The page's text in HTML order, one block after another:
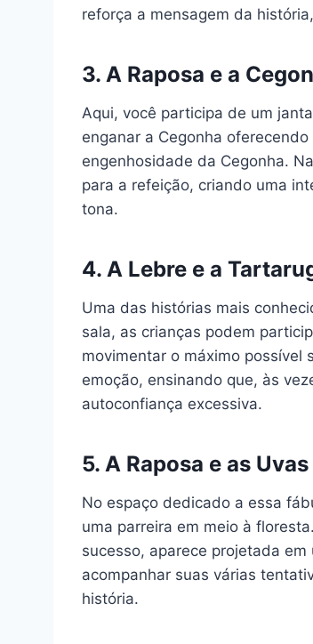
reforça a mensagem da
3. A Raposa e a
Aqui, você participa de um
enganar a Cegonha
engenhosidade da Cegonha.
para a refeição, criando uma
tona.
4. A Lebre e a
Uma das histórias mais
sala, as crianças podem
movimentar o máximo possível
emoção, ensinando que, às
autoconfiança excessiva.
5. A Raposa e as Uvas
No espaço dedicado a essa
uma parreira em meio à
sucesso, aparece projetada
acompanhar suas várias
história.